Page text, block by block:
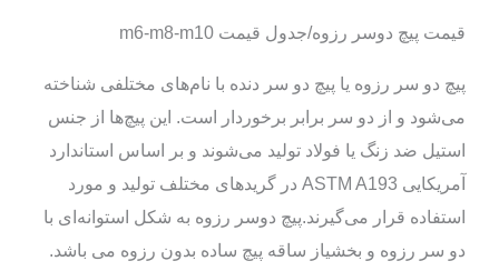
قیمت پیچ دوسر رزوه/جدول قیمت m6-m8-m10
پیچ دو سر رزوه یا پیچ دو سر دنده با نام‌های مختلفی شناخته
می‌شود و از دو سر برابر برخوردار است. این پیچ‌ها از جنس
استیل ضد زنگ یا فولاد تولید می‌شوند و بر اساس استاندارد
آمریکایی ASTM A193 در گریدهای مختلف تولید و مورد
استفاده قرار می‌گیرند.پیچ دوسر رزوه به شکل استوانه‌ای با
دو سر رزوه و بخشیاز ساقه پیچ ساده بدون رزوه می باشد.